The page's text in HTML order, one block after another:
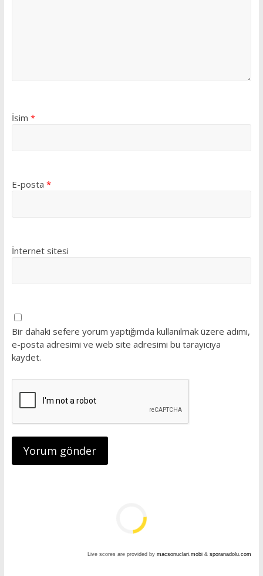
İsim *
E-posta *
İnternet sitesi
Bir dahaki sefere yorum yaptığımda kullanılmak üzere adımı,
e-posta adresimi ve web site adresimi bu tarayıcıya
kaydet.
Live scores are provided bymacsonuclari.mobi &sporanadolu.com